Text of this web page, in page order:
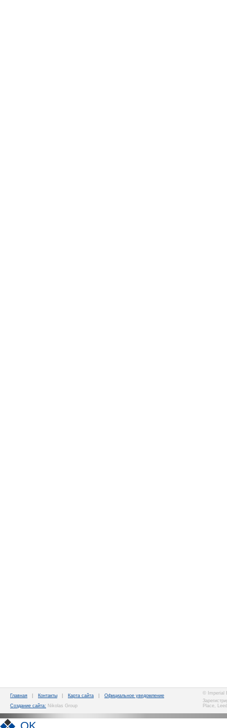
Главная Контакты Карта сайта
Официальное уведомление
Создание сайта: Nikolas Group
© Imperial
Place,